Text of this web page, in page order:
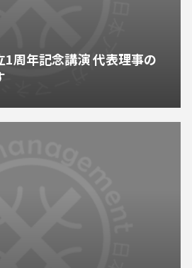
周年記念講演 代表理事の